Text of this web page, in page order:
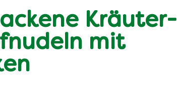
Kräuter-
mit